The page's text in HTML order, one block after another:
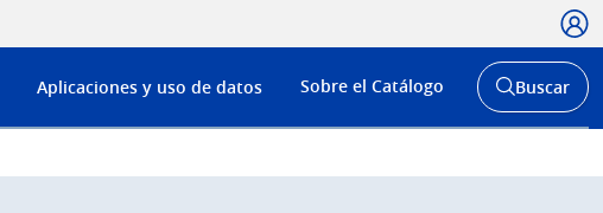
Menú
de
Aplicaciones y uso de datos Sobre el Catálogo
Abrir
buscador
Buscar